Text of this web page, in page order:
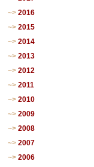
2016
2015
2014
2013
2012
2011
2010
2009
2008
2007
2006